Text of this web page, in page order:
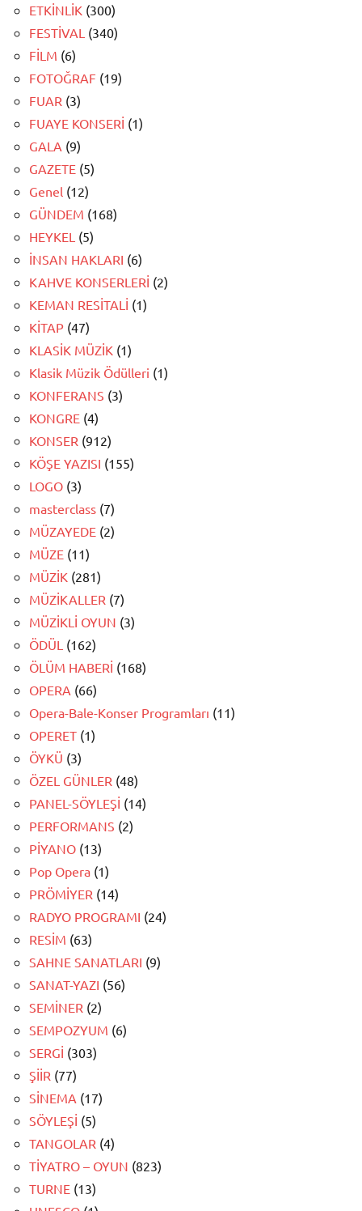
ETKİNLİK (300)
FESTİVAL (340)
FİLM (6)
FOTOĞRAF (19)
FUAR (3)
FUAYE KONSERİ (1)
GALA (9)
GAZETE (5)
Genel (12)
GÜNDEM (168)
HEYKEL (5)
İNSAN HAKLARI (6)
KAHVE KONSERLERİ (2)
KEMAN RESİTALİ (1)
KİTAP (47)
KLASİK MÜZİK (1)
Klasik Müzik Ödülleri (1)
KONFERANS (3)
KONGRE (4)
KONSER (912)
KÖŞE YAZISI (155)
LOGO (3)
masterclass (7)
MÜZAYEDE (2)
MÜZE (11)
MÜZİK (281)
MÜZİKALLER (7)
MÜZİKLİ OYUN (3)
ÖDÜL (162)
ÖLÜM HABERİ (168)
OPERA (66)
Opera-Bale-Konser Programları (11)
OPERET (1)
ÖYKÜ (3)
ÖZEL GÜNLER (48)
PANEL-SÖYLEŞİ (14)
PERFORMANS (2)
PİYANO (13)
Pop Opera (1)
PRÖMİYER (14)
RADYO PROGRAMI (24)
RESİM (63)
SAHNE SANATLARI (9)
SANAT-YAZI (56)
SEMİNER (2)
SEMPOZYUM (6)
SERGİ (303)
ŞİİR (77)
SİNEMA (17)
SÖYLEŞİ (5)
TANGOLAR (4)
TİYATRO – OYUN (823)
TURNE (13)